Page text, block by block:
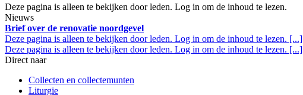
Deze pagina is alleen te bekijken door leden. Log in om de inhoud te lezen.
Nieuws
Brief over de renovatie noordgevel
Deze pagina is alleen te bekijken door leden. Log in om de inhoud te lezen. [...]
Deze pagina is alleen te bekijken door leden. Log in om de inhoud te lezen. [...]
Direct naar
Collecten en collectemunten
Liturgie